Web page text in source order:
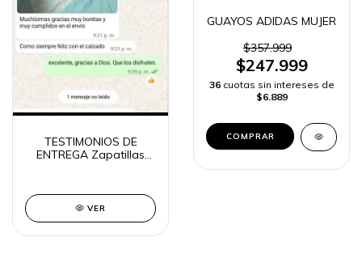
TESTIMONIOS DE
ENTREGA Zapatillas
VER
GUAYOS ADIDAS MUJER
$357.999
$247.999
36 cuotas sin intereses de
$6.889
COMPRAR